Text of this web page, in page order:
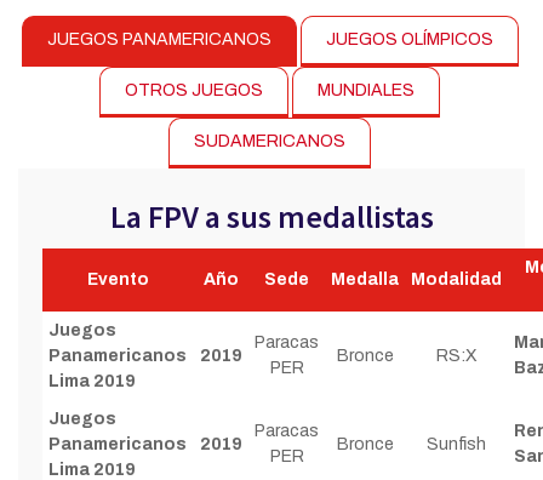
JUEGOS PANAMERICANOS JUEGOS OLÍMPICOS
OTROS JUEGOS MUNDIALES
SUDAMERICANOS
La FPV a sus medallistas
Evento Año Sede Medalla Modalidad
Juegos
Panamericanos
Lima 2019
2019
Paracas
PER
Bronce RS:X
Juegos
Panamericanos
Lima 2019
2019
Paracas
PER
Bronce Sunfish